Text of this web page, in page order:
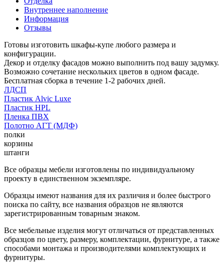
Внутреннее наполнение
Информация
Отзывы
Готовы изготовить шкафы-купе любого размера и
конфигурации.
Декор и отделку фасадов можно выполнить под вашу задумку.
Возможно сочетание нескольких цветов в одном фасаде.
Бесплатная сборка в течение 1-2 рабочих дней.
ЛДСП
Пластик Alvic Luxe
Пластик HPL
Пленка ПВХ
Полотно АГТ (МДФ)
полки
корзины
штанги
Все образцы мебели изготовлены по индивидуальному
проекту в единственном экземпляре.
Образцы имеют названия для их различия и более быстрого
поиска по сайту, все названия образцов не являются
зарегистрированным товарным знаком.
Все мебельные изделия могут отличаться от представленных
образцов по цвету, размеру, комплектации, фурнитуре, а также
способами монтажа и производителями комплектующих и
фурнитуры.